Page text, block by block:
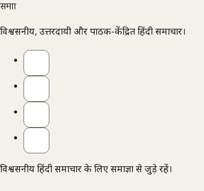
समाज्ञा
विश्वसनीय, उत्तरदायी और पाठक-केंद्रित हिंदी समाचार।
विश्वसनीय हिंदी समाचार के लिए समाज्ञा से जुड़े रहें।